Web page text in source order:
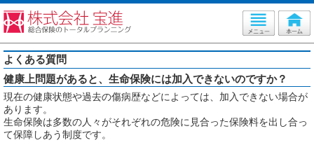
よくある質問
健康上問題があると、生命保険には加入できないのですか？
現在の健康状態や過去の傷病歴などによっては、加入できない場合が
あります。
生命保険は多数の人々がそれぞれの危険に見合った保険料を出し合っ
て保障しあう制度です。